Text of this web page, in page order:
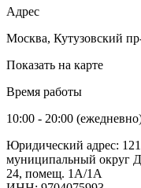
Адрес
Москва, Кутузовский
Показать на карте
Время работы
10:00 - 20:00
Юридический адрес:
муниципальный округ
24, помещ. 1А/1А